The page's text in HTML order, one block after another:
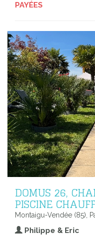
PAYÉES
DOMUS 26,
PISCINE
Montaigu-Vendée (85),
Philippe & Eric